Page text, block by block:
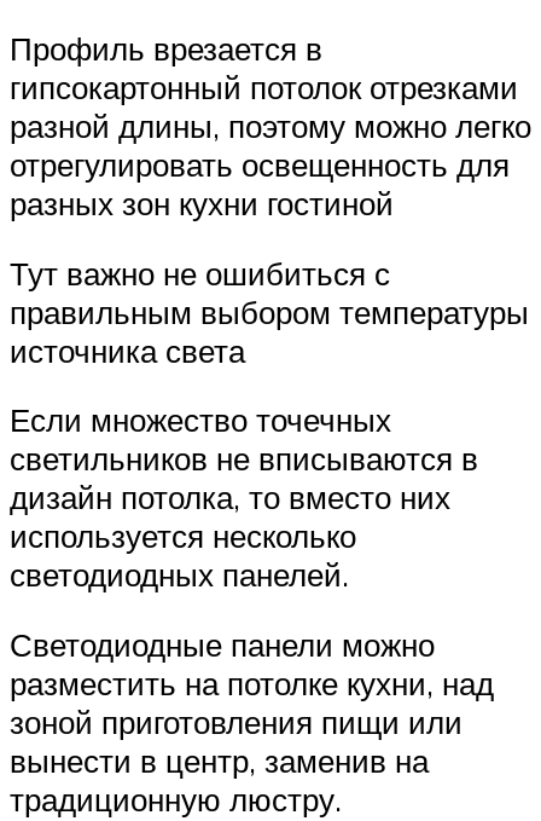
Профиль врезается в
гипсокартонный потолок отрезками
разной длины, поэтому можно легко
отрегулировать освещенность для
разных зон кухни гостиной
Тут важно не ошибиться с
правильным выбором температуры
источника света
Если множество точечных
светильников не вписываются в
дизайн потолка, то вместо них
используется несколько
светодиодных панелей.
Светодиодные панели можно
разместить на потолке кухни, над
зоной приготовления пищи или
вынести в центр, заменив на
традиционную люстру.